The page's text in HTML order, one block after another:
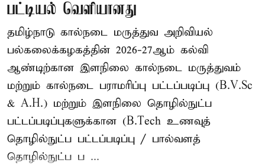
பட்டியல் வெளியானது
தமிழ்நாடு கால்நடை மருத்துவ அறிவியல்
பல்கலைக்கழகத்தின் 2026-27ஆம் கல்வி
ஆண்டிற்கான இளநிலை கால்நடை மருத்துவம்
மற்றும் கால்நடை பராமரிப்பு பட்டப்படிப்பு (B.V.Sc
& A.H.) மற்றும் இளநிலை தொழில்நுட்ப
பட்டப்படிப்புகளுக்கான (B.Tech உணவுத்
தொழில்நுட்ப பட்டப்படிப்பு / பால்வளத்
தொழில்நுட்ப ப ...